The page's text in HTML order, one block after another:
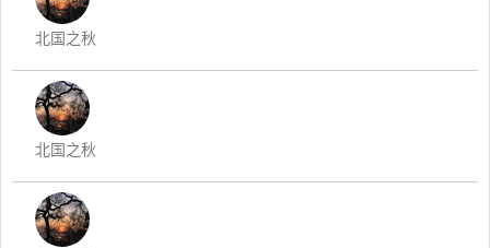
北国之秋
北国之秋